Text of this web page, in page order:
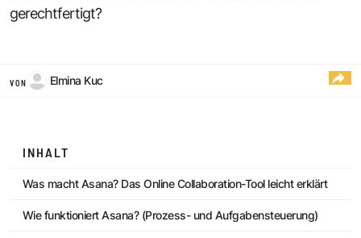
gerechtfertigt?
VON Elmina Kuc
INHALT
Was macht Asana? Das Online Collaboration-Tool leicht erklärt
Wie funktioniert Asana? (Prozess- und Aufgabensteuerung)